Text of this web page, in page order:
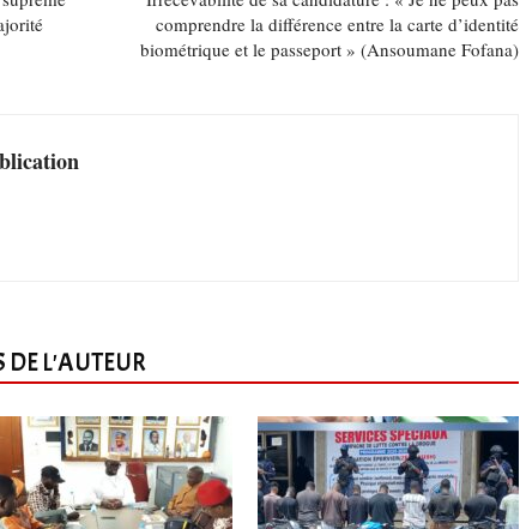
comprendre la différence entre la carte d’identité
biométrique et le passeport » (Ansoumane Fofana)
DE L'AUTEUR